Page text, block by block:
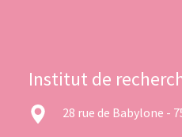
Institut de
28 rue de Babylone -